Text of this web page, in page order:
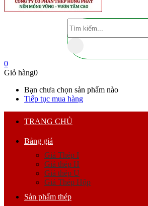
0
Giỏ hàng0
Bạn chưa chọn sản phẩm nào
Tiếp tục mua hàng
TRANG CHỦ
Bảng giá
Giá Thép I
Giá thép H
Giá thép U
Giá Thép Hộp
Sản phẩm thép